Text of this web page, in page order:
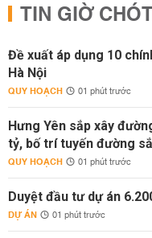
TIN GIỜ
Đề xuất áp dụng 10
Hà Nội
QUY HOẠCH 01 phút trước
Hưng Yên sắp xây
tỷ, bố trí tuyến đường
QUY HOẠCH 01 phút trước
Duyệt đầu tư dự án
DỰ ÁN 01 phút trước